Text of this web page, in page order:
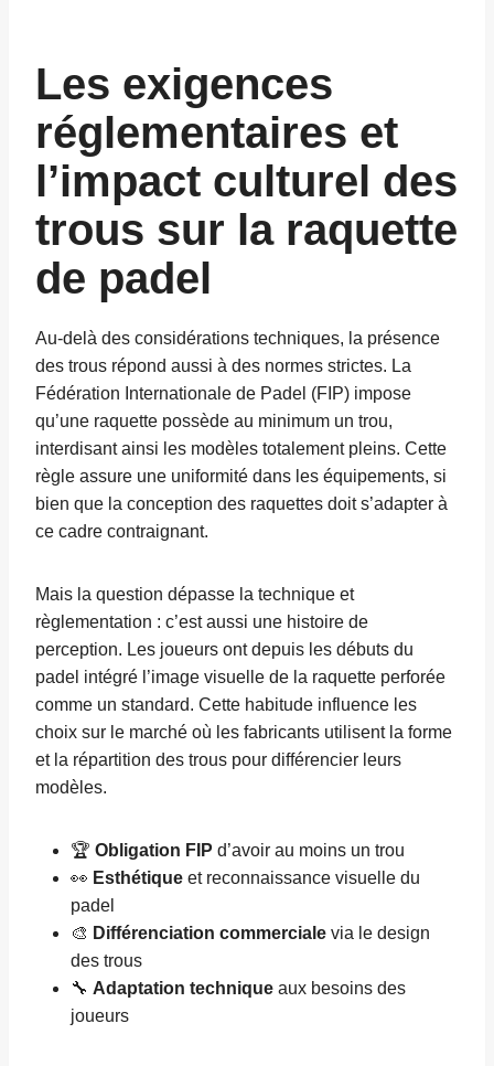
Les exigences
réglementaires et
l’impact culturel des
trous sur la raquette
de padel
Au-delà des considérations techniques, la présence
des trous répond aussi à des normes strictes. La
Fédération Internationale de Padel (FIP) impose
qu’une raquette possède au minimum un trou,
interdisant ainsi les modèles totalement pleins. Cette
règle assure une uniformité dans les équipements, si
bien que la conception des raquettes doit s’adapter à
ce cadre contraignant.
Mais la question dépasse la technique et
règlementation : c’est aussi une histoire de
perception. Les joueurs ont depuis les débuts du
padel intégré l’image visuelle de la raquette perforée
comme un standard. Cette habitude influence les
choix sur le marché où les fabricants utilisent la forme
et la répartition des trous pour différencier leurs
modèles.
🏆 Obligation FIP d’avoir au moins un trou
👀 Esthétique et reconnaissance visuelle du
padel
🎨 Différenciation commerciale via le design
des trous
🔧 Adaptation technique aux besoins des
joueurs